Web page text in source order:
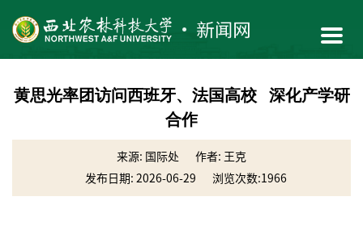
黄思光率团访问西班牙、法国高校 深化产学研
合作
来源: 国际处
作者: 王克
发布日期: 2026-06-29
浏览次数:1966